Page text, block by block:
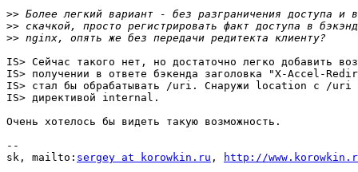
>>
>>
>>
IS> Сейчас такого нет, но достаточно легко добавить
IS> получении в ответе бэкенда заголовка "X-Accel-
IS> стал бы обрабатывать /uri. Снаружи location с /uri
IS> директивой internal.
Очень хотелось бы видеть такую возможность.
--
sk, mailto: sergey at korowkin.ru , http://